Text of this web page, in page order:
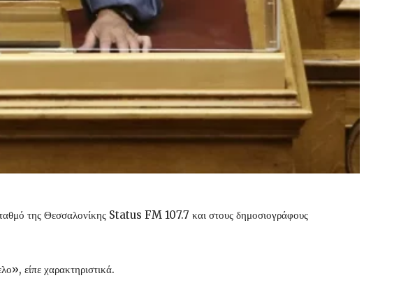
της Θεσσαλονίκης Status FM 107.7 και στους δημοσιογράφους
είπε χαρακτηριστικά.